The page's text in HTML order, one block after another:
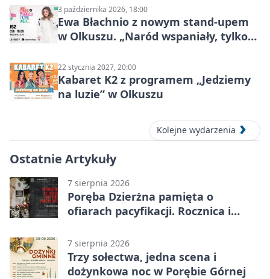
3 października 2026, 18:00
Ewa Błachnio z nowym stand-upem
w Olkuszu. „Naród wspaniały, tylko
22 stycznia 2027, 20:00
Kabaret K2 z programem „Jedziemy
na luzie” w Olkuszu
Kolejne wydarzenia
Ostatnie Artykuły
7 sierpnia 2026
Poręba Dzierżna pamięta o
ofiarach pacyfikacji. Rocznica i
7 sierpnia 2026
Trzy sołectwa, jedna scena i
dożynkowa noc w Porębie Górnej